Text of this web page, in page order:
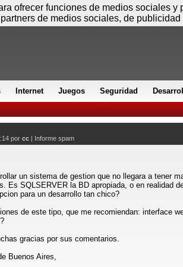
Internet Juegos Seguridad
por cc | Informe spam
un sistema de gestion que no llegara a tener
Es SQLSERVER la BD apropiada, o en realidad
para un desarrollo tan chico?
de este tipo, que me recomiendan: interface
gracias por sus comentarios.
Buenos Aires,
ofrecer funciones de medios sociales
de medios sociales, de